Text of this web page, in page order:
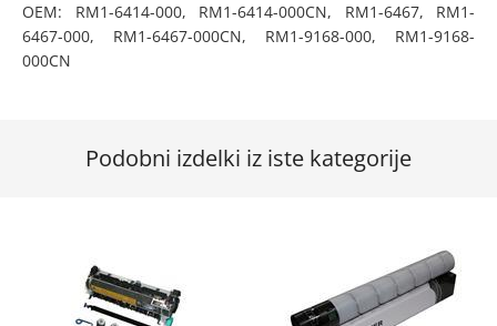
OEM: RM1-6414-000, RM1-6414-000CN, RM1-6467, RM1-
6467-000, RM1-6467-000CN, RM1-9168-000, RM1-9168-
000CN
Podobni izdelki iz iste kategorije